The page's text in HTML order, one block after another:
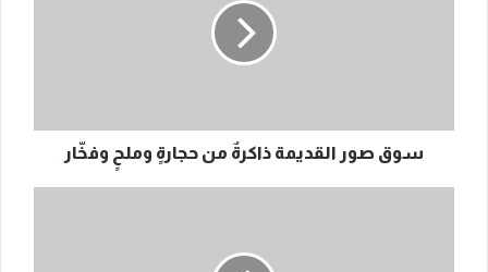
سوق صور القديمة ذاكرةٌ من حجارةٍ وملحٍ وفخّار